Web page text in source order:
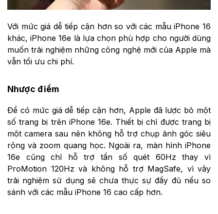
Với mức giá dễ tiếp cận hơn so với các mẫu iPhone 16
khác, iPhone 16e là lựa chọn phù hợp cho người dùng
muốn trải nghiệm những công nghệ mới của Apple mà
vẫn tối ưu chi phí.
Nhược điểm
Để có mức giá dễ tiếp cận hơn, Apple đã lược bỏ một
số trang bị trên iPhone 16e. Thiết bị chỉ được trang bị
một camera sau nên không hỗ trợ chụp ảnh góc siêu
rộng và zoom quang học. Ngoài ra, màn hình iPhone
16e cũng chỉ hỗ trợ tần số quét 60Hz thay vì
ProMotion 120Hz và không hỗ trợ MagSafe, vì vậy
trải nghiệm sử dụng sẽ chưa thực sự đầy đủ nếu so
sánh với các mẫu iPhone 16 cao cấp hơn.